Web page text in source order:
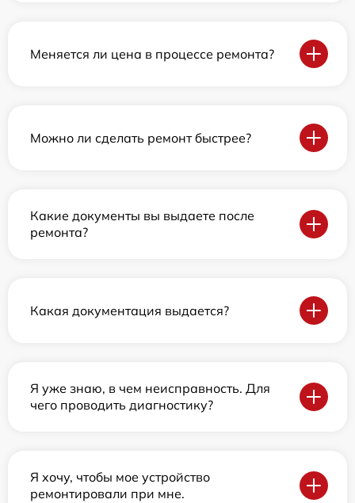
Меняется ли цена в процессе ремонта?
Можно ли сделать ремонт быстрее?
Какие документы вы выдаете после
ремонта?
Какая документация выдается?
Я уже знаю, в чем неисправность. Для
чего проводить диагностику?
Я хочу, чтобы мое устройство
ремонтировали при мне.